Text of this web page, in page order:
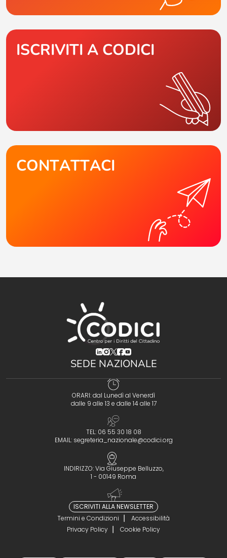
ISCRIVITI A CODICI
CONTATTACI
(opens in a new tab)
(opens in a new tab)
(opens in a new tab)
(opens in a new tab)
(opens in a new tab)
SEDE NAZIONALE
ORARI: dal Lunedì al Venerdì
dalle 9 alle 13 e dalle 14 alle 17
TEL: 06 55 30 18 08
EMAIL: segreteria_nazionale@codici.org
INDIRIZZO: Via Giuseppe Belluzzo,
1 - 00149 Roma
ISCRIVITI ALLA NEWSLETTER
Termini e Condizioni
Accessibilità
Privacy Policy
Cookie Policy